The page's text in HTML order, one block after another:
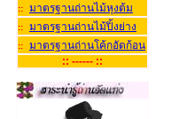
:: มาตรฐานถ่านไม้หุงต้ม
:: มาตรฐานถ่านไม้ปิ้งย่าง
::
มาตรฐานถ่านโค้กอัดก้อน
:: ------ ::